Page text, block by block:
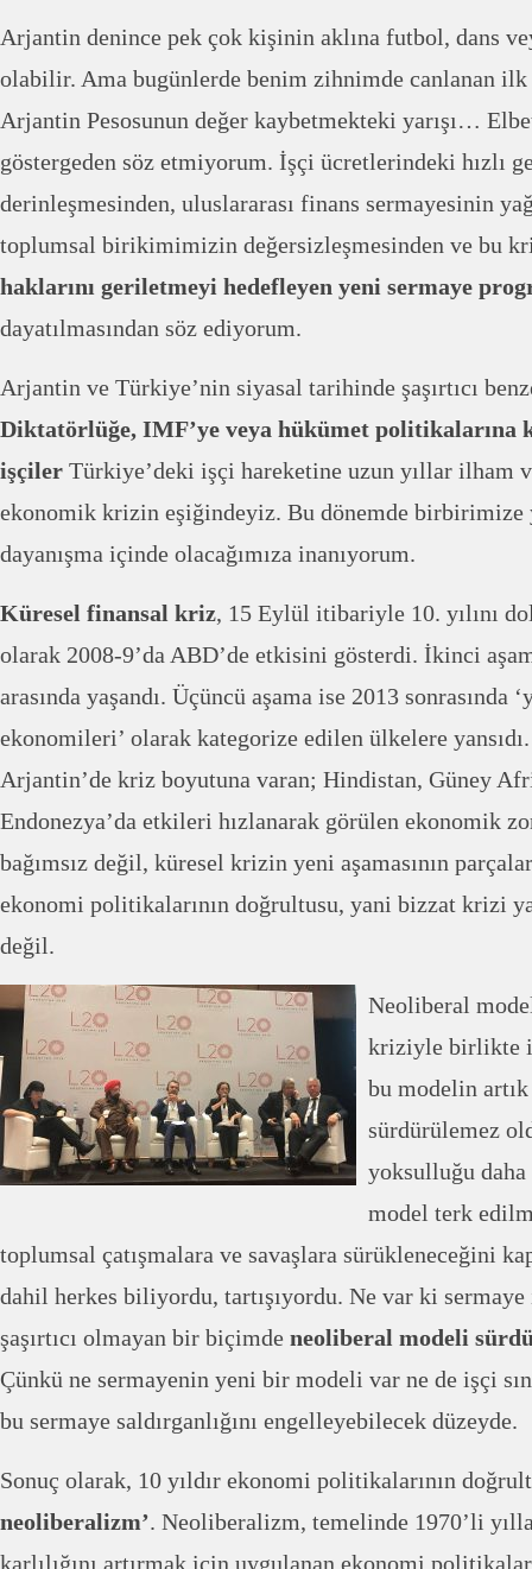
Arjantin denince pek çok kişinin aklına futbol, dans
olabilir. Ama bugünlerde benim zihnimde canlanan
Arjantin Pesosunun değer kaybetmekteki yarışı…
göstergeden söz etmiyorum. İşçi ücretlerindeki hızlı
derinleşmesinden, uluslararası finans sermayesinin
toplumsal birikimimizin değersizleşmesinden ve bu
haklarını geriletmeyi hedefleyen yeni sermaye
dayatılmasından söz ediyorum.
Arjantin ve Türkiye’nin siyasal tarihinde şaşırtıcı
Diktatörlüğe, IMF’ye veya hükümet politikalarına
işçiler Türkiye’deki işçi hareketine uzun yıllar ilham
ekonomik krizin eşiğindeyiz. Bu dönemde birbirimize
dayanışma içinde olacağımıza inanıyorum.
Küresel finansal kriz, 15 Eylül itibariyle 10. yılını
olarak 2008-9’da ABD’de etkisini gösterdi. İkinci
arasında yaşandı. Üçüncü aşama ise 2013 sonrasında
ekonomileri’ olarak kategorize edilen ülkelere
Arjantin’de kriz boyutuna varan; Hindistan, Güney
Endonezya’da etkileri hızlanarak görülen ekonomik
bağımsız değil, küresel krizin yeni aşamasının
ekonomi politikalarının doğrultusu, yani bizzat krizi
değil.
Neoliberal
kriziyle birlikte
bu modelin
sürdürülemez
yoksulluğu
model terk
toplumsal çatışmalara ve savaşlara sürükleneceğini
dahil herkes biliyordu, tartışıyordu. Ne var ki
şaşırtıcı olmayan bir biçimde neoliberal modeli
Çünkü ne sermayenin yeni bir modeli var ne de işçi
bu sermaye saldırganlığını engelleyebilecek düzeyde.
Sonuç olarak, 10 yıldır ekonomi politikalarının
neoliberalizm’. Neoliberalizm, temelinde 1970’li
karlılığını artırmak için uygulanan ekonomi